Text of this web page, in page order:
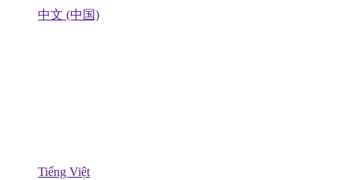
中文 (中国)
Tiếng Việt